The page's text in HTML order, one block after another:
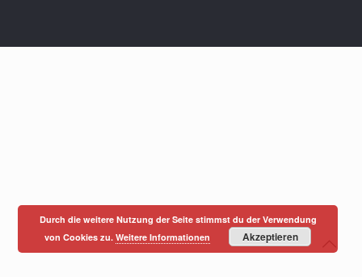
Durch die weitere Nutzung der Seite stimmst du der Verwendung
von Cookies zu.Weitere Informationen Akzeptieren